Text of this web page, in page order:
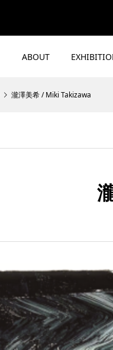
ABOUT
瀧澤美希 / Miki Takizawa